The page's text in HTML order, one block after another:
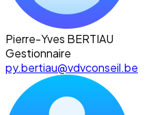
Pierre-Yves BERTIAU
Gestionnaire
py.bertiau@vdvconseil.be